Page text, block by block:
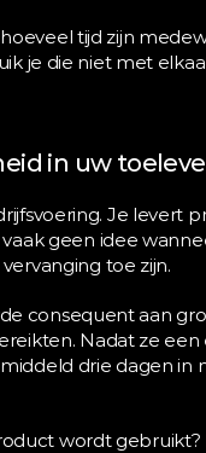
tijd zijn
je die niet met
in uw
Je levert
geen idee
toe zijn.
consequent aan
Nadat ze
drie dagen in
wordt